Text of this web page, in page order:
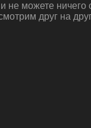
не можете
друг на